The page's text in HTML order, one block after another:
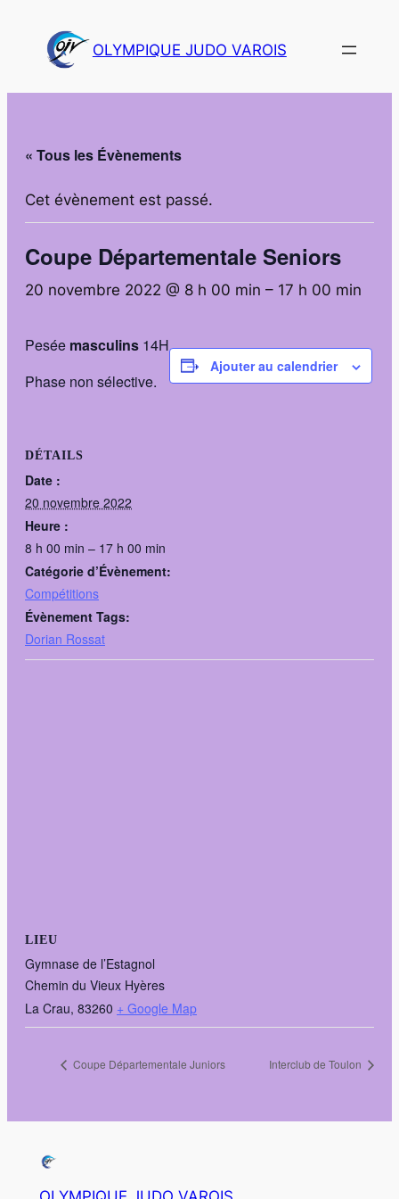
OLYMPIQUE JUDO VAROIS
« Tous les Évènements
Cet évènement est passé.
Coupe Départementale Seniors
20 novembre 2022 @ 8 h 00 min – 17 h 00 min
Pesée masculins 14H
Phase non sélective.
Ajouter au calendrier
DÉTAILS
Date :
20 novembre 2022
Heure :
8 h 00 min – 17 h 00 min
Catégorie d’Évènement:
Compétitions
Évènement Tags:
Dorian Rossat
LIEU
Gymnase de l’Estagnol
Chemin du Vieux Hyères
La Crau, 83260 + Google Map
Coupe Départementale Juniors Interclub de Toulon